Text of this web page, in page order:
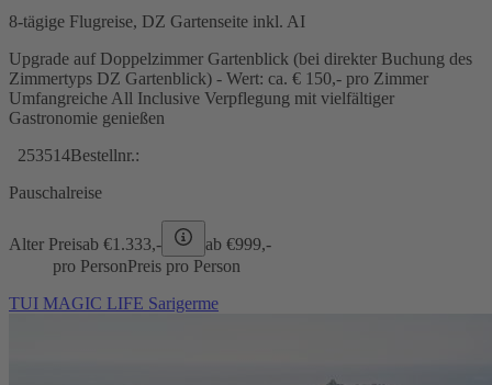
8-tägige Flugreise, DZ Gartenseite inkl. AI
Upgrade auf Doppelzimmer Gartenblick (bei direkter Buchung des
Zimmertyps DZ Gartenblick) - Wert: ca. € 150,- pro Zimmer
Umfangreiche All Inclusive Verpflegung mit vielfältiger
Gastronomie genießen
253514Bestellnr.:
Pauschalreise
Alter Preisab €1.333,- ab €999,-
pro PersonPreis pro Person
TUI MAGIC LIFE Sarigerme